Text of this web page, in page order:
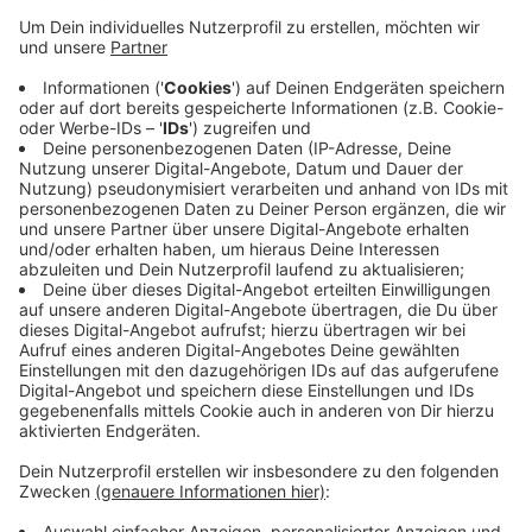
Anzeige
Hier können sie nicht nur Pakete abholen und
verschicken, sondern beispielsweise auch Briefmarken
kaufen oder Einschreiben aufgeben, und das rund um
die Uhr. Bei Fragen oder Problemen gibt es die
Möglichkeit per Video einen Mitarbeiter zu erreichen.
Heute stellen die Post und die Gemeinde die Station
vor. Die bisherige Filiale in der Südstraße bleibt
bestehen.
Anzeige